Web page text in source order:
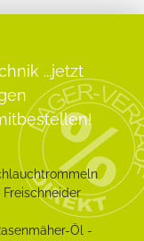
...jetzt